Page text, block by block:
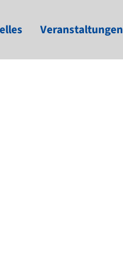
Veranstaltungen